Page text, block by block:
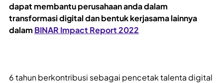
dapat membantu perusahaan anda dalam
transformasi digital dan bentuk kerjasama lainnya
dalam BINAR Impact Report 2022
6 tahun berkontribusi sebagai pencetak talenta digital